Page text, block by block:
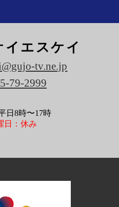
イエスケイ
tv.ne.jp
79-2999
日8時〜17時
日：休み